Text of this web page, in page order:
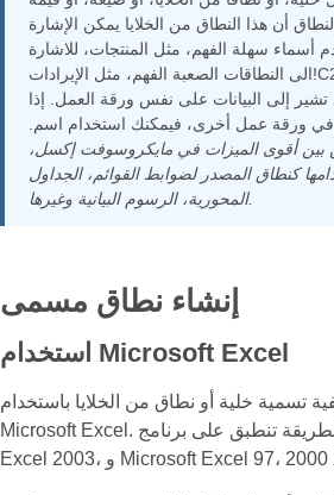
أن هذا النطاق من الخلايا يمكن الإشارة
أسماء سهلة الفهم، مثل المنتجات، للاشارة
الى النطاقات الصعبة الفهم، مثل الإيرادات!C20:C30. يمكن استخدام
تشير إلى البيانات على نفس ورقة العمل. إذا
في ورقة عمل أخرى، فيمكنك استخدام اسم.
بين أقوى الميزات في مايكروسوفت إكسل،
كنطاق المصدر لضوابط القوائم، الجداول
المحورية، الرسوم البيانية وغيرها.
إنشاء نطاق مسمى
استخدام Microsoft Excel
تسمية خلية أو نطاق من الخلايا باستخدام
Microsoft Excel. هذه الطريقة تنطبق على برنامج Microsoft Office